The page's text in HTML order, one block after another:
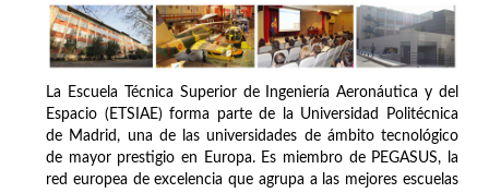
La Escuela Técnica Superior de Ingeniería Aeronáutica y del
Espacio (ETSIAE) forma parte de la Universidad Politécnica
de Madrid, una de las universidades de ámbito tecnológico
de mayor prestigio en Europa. Es miembro de PEGASUS, la
red europea de excelencia que agrupa a las mejores escuelas